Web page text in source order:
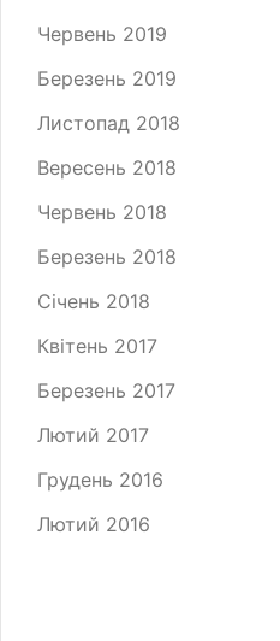
Червень 2019
Березень 2019
Листопад 2018
Вересень 2018
Червень 2018
Березень 2018
Січень 2018
Квітень 2017
Березень 2017
Лютий 2017
Грудень 2016
Лютий 2016